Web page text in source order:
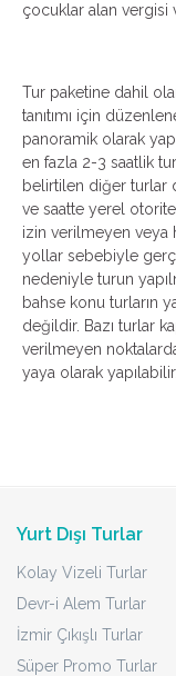
çocuklar alan
Tur paketine dahil
tanıtımı için
panoramik olarak
en fazla 2-3 saatlik
belirtilen diğer turlar
ve saatte yerel
izin verilmeyen veya
yollar sebebiyle
nedeniyle turun
bahse konu turların
değildir. Bazı turlar
verilmeyen
yaya olarak yapılabilir.
Yurt Dışı Turlar
Kolay Vizeli Turlar
Devr-i Alem Turlar
İzmir Çıkışlı Turlar
Süper Promo Turlar